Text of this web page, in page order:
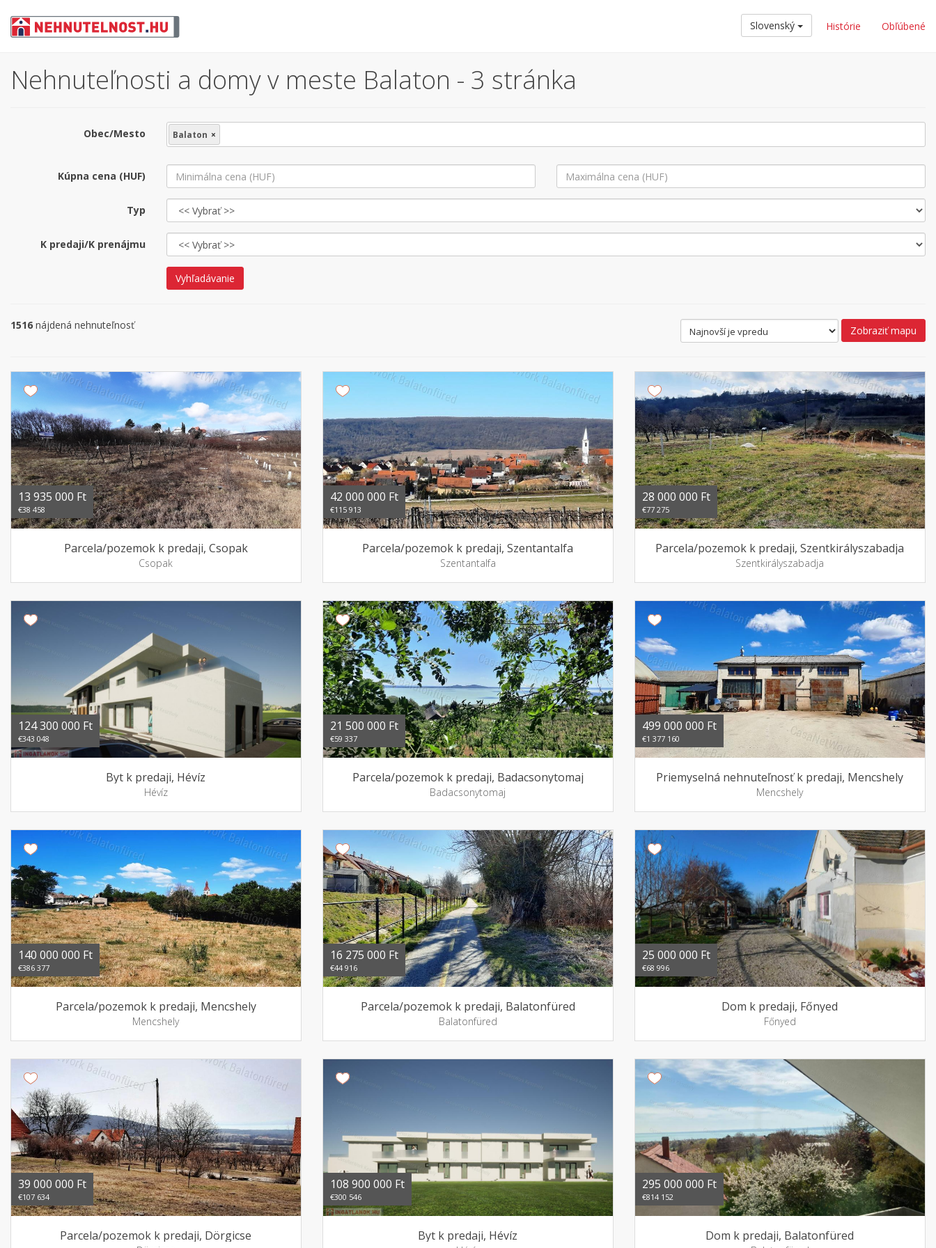
Slovenský Histórie Obľúbené
Nehnuteľnosti a domy v meste Balaton - 3 stránka
Obec/Mesto Balaton ×
Kúpna cena (HUF)
Typ
K predaji/K prenájmu
Vyhľadávanie
1516 nájdená nehnuteľnosť Zobraziť mapu
13 935 000 Ft
€38 458
Parcela/pozemok k predaji, Csopak
Csopak
42 000 000 Ft
€115 913
Parcela/pozemok k predaji, Szentantalfa
Szentantalfa
28 000 000 Ft
€77 275
Parcela/pozemok k predaji, Szentkirályszabadja
Szentkirályszabadja
124 300 000 Ft
€343 048
Byt k predaji, Hévíz
Hévíz
21 500 000 Ft
€59 337
Parcela/pozemok k predaji, Badacsonytomaj
Badacsonytomaj
499 000 000 Ft
€1 377 160
Priemyselná nehnuteľnosť k predaji, Mencshely
Mencshely
140 000 000 Ft
€386 377
Parcela/pozemok k predaji, Mencshely
Mencshely
16 275 000 Ft
€44 916
Parcela/pozemok k predaji, Balatonfüred
Balatonfüred
25 000 000 Ft
€68 996
Dom k predaji, Főnyed
Főnyed
39 000 000 Ft
€107 634
Parcela/pozemok k predaji, Dörgicse
108 900 000 Ft
€300 546
Byt k predaji, Hévíz
295 000 000 Ft
€814 152
Dom k predaji, Balatonfüred